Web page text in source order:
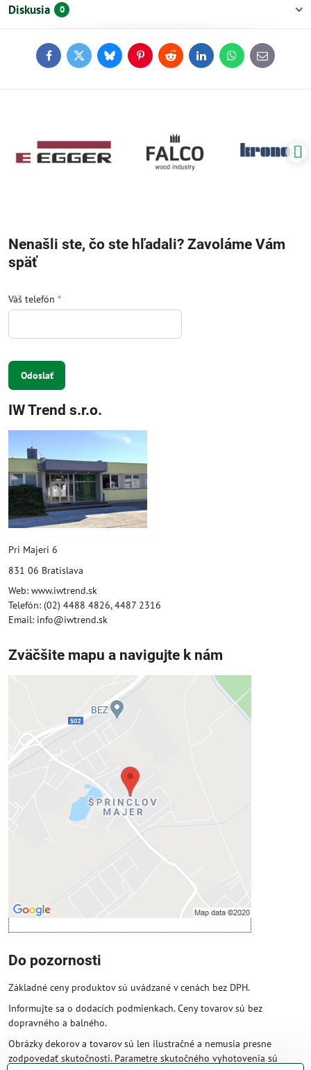
Diskusia 0
FacebookTwitterBlueskyPinterestReddit LinkedInWhatsApp
E-
mail
Nenašli ste, čo ste hľadali? Zavoláme Vám
späť
Váš telefón *
Odoslať
IW Trend s.r.o.
Pri Majeri 6
831 06 Bratislava
Web: www.iwtrend.sk
Telefón: (02) 4488 4826, 4487 2316
Email: info@iwtrend.sk
Zväčšite mapu a navigujte k nám
Externý obsah je blokovaný
Prajete si načítať externý obsah?
Povoliť tentokrát
Povoliť a zapamätať - súhlas s druhom
cookie: Funkčné
Otvoriť obsah v novom okne
Do pozornosti
Základné ceny produktov sú uvádzané v cenách bez DPH.
Informujte sa o dodacích podmienkach. Ceny tovarov sú bez
dopravného a balného.
Obrázky dekorov a tovarov sú len ilustračné a nemusia presne
zodpovedať skutočnosti. Parametre skutočného vyhotovenia sú